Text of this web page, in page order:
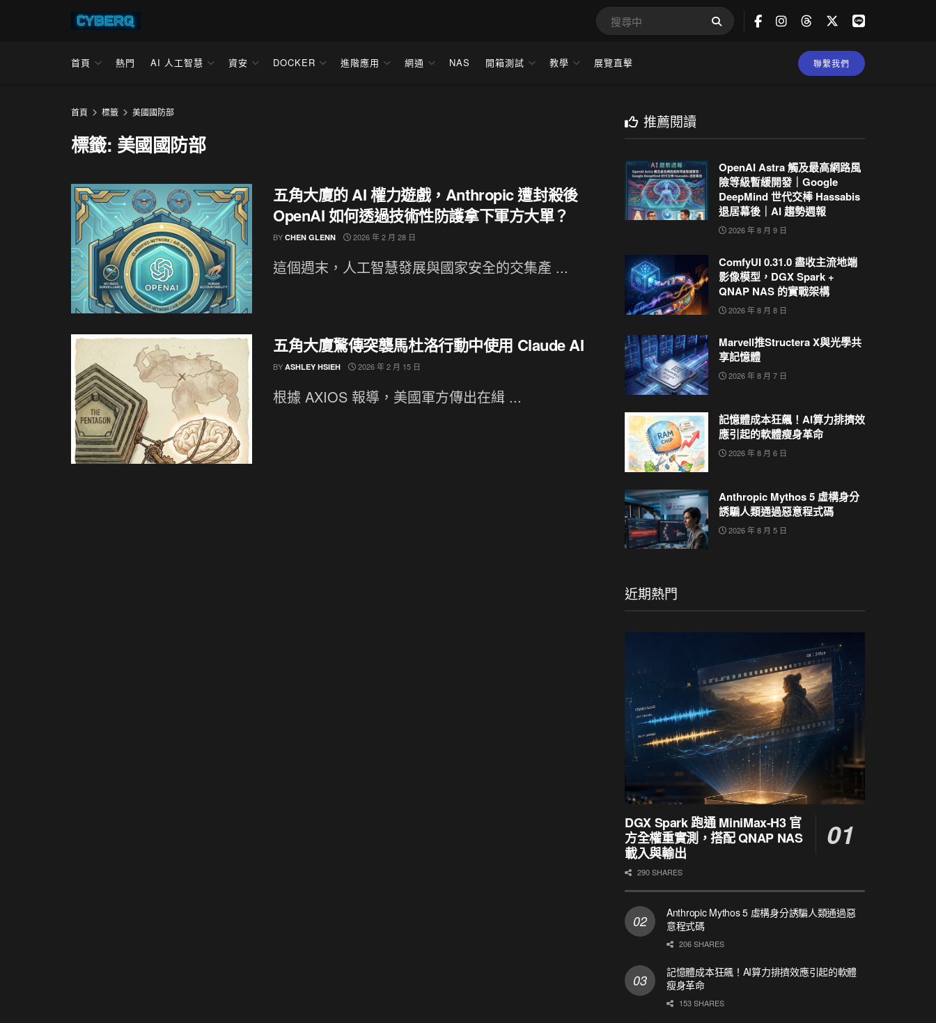
首頁 熱門 AI 人工智慧 資安 DOCKER 進階應用 網通 NAS 開箱測試 教學 展覽直擊 聯繫我們
首頁 標籤 美國國防部
標籤: 美國國防部
五角大廈的 AI 權力遊戲，Anthropic 遭封殺後
OpenAI 如何透過技術性防護拿下軍方大單？
BY CHEN GLENN 2026 年 2 月 28 日
這個週末，人工智慧發展與國家安全的交集產 ...
五角大廈驚傳突襲馬杜洛行動中使用 Claude AI
BY ASHLEY HSIEH 2026 年 2 月 15 日
根據 AXIOS 報導，美國軍方傳出在緝 ...
推薦閱讀
OpenAI Astra 觸及最高網路風
險等級暫緩開發｜Google
DeepMind 世代交棒 Hassabis
退居幕後｜AI 趨勢週報
2026 年 8 月 9 日
ComfyUI 0.31.0 盡收主流地端
影像模型，DGX Spark +
QNAP NAS 的實戰架構
2026 年 8 月 8 日
Marvell推Structera X與光學共
享記憶體
2026 年 8 月 7 日
記憶體成本狂飆！AI算力排擠效
應引起的軟體瘦身革命
2026 年 8 月 6 日
Anthropic Mythos 5 虛構身分
誘騙人類通過惡意程式碼
2026 年 8 月 5 日
近期熱門
DGX Spark 跑通 MiniMax-H3 官
方全權重實測，搭配 QNAP NAS
載入與輸出
290 SHARES
Anthropic Mythos 5 虛構身分誘騙人類通過惡
意程式碼
206 SHARES
記憶體成本狂飆！AI算力排擠效應引起的軟體
瘦身革命
153 SHARES